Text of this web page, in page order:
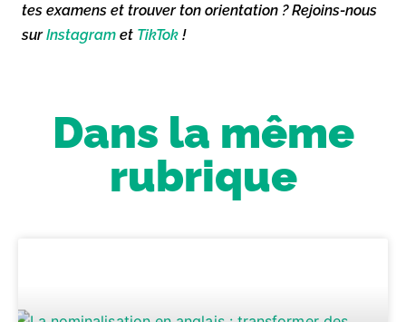
tes examens et trouver ton orientation ? Rejoins-nous
surInstagram et TikTok !
Dans la même
rubrique